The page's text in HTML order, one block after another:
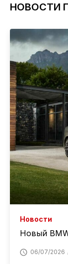
НОВОСТИ
Новости
Новый
06/07/2026